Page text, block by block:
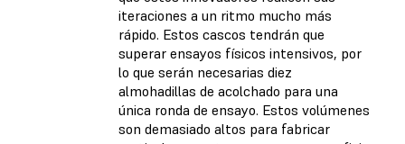
iteraciones a un ritmo mucho más
rápido. Estos cascos tendrán que
superar ensayos físicos intensivos, por
lo que serán necesarias diez
almohadillas de acolchado para una
única ronda de ensayo. Estos volúmenes
son demasiado altos para fabricar